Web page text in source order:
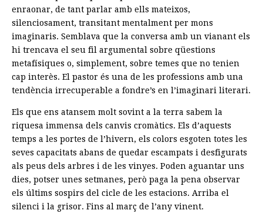
enraonar, de tant parlar amb ells mateixos,
silenciosament, transitant mentalment per mons
imaginaris. Semblava que la conversa amb un vianant els
hi trencava el seu fil argumental sobre qüestions
metafísiques o, simplement, sobre temes que no tenien
cap interès. El pastor és una de les professions amb una
tendència irrecuperable a fondre’s en l’imaginari literari.
Els que ens atansem molt sovint a la terra sabem la
riquesa immensa dels canvis cromàtics. Els d’aquests
temps a les portes de l’hivern, els colors esgoten totes les
seves capacitats abans de quedar escampats i desfigurats
als peus dels arbres i de les vinyes. Poden aguantar uns
dies, potser unes setmanes, però paga la pena observar
els últims sospirs del cicle de les estacions. Arriba el
silenci i la grisor. Fins al març de l’any vinent.